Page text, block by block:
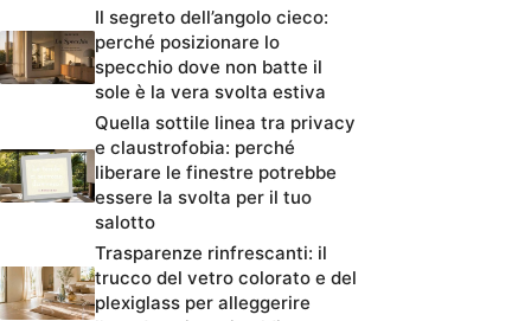
Il segreto dell’angolo cieco:
perché posizionare lo
specchio dove non batte il
sole è la vera svolta estiva
Quella sottile linea tra privacy
e claustrofobia: perché
liberare le finestre potrebbe
essere la svolta per il tuo
salotto
Trasparenze rinfrescanti: il
trucco del vetro colorato e del
plexiglass per alleggerire